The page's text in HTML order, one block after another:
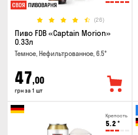
(26)
Пиво FDB «Captain Morion»
0.33л
Темное, Нефильтрованное, 6.5°
47,00
грн за 1 шт
Крепость
5.2 °